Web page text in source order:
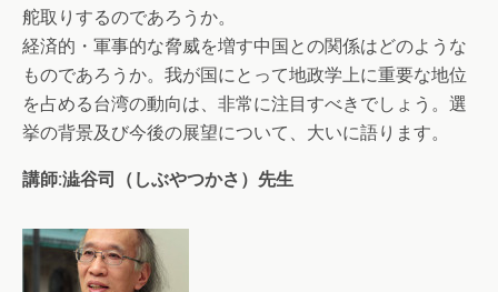
舵取りするのであろうか。
経済的・軍事的な脅威を増す中国との関係はどのような
ものであろうか。我が国にとって地政学上に重要な地位
を占める台湾の動向は、非常に注目すべきでしょう。選
挙の背景及び今後の展望について、大いに語ります。
講師:澁谷司（しぶやつかさ）先生